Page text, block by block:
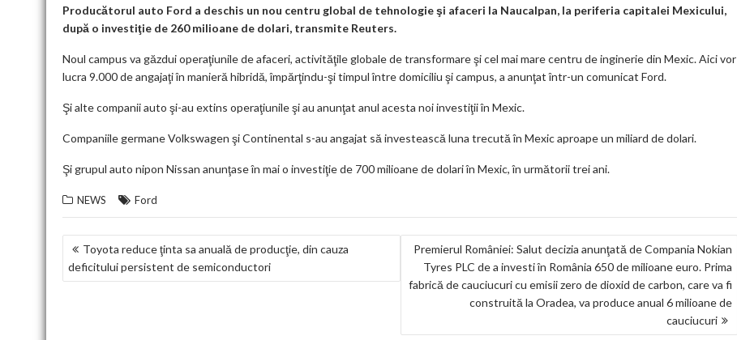
k
p
m
o
k
m
ar
ks
Producătorul auto Ford a deschis un nou centru global de tehnologie şi afaceri la Naucalpan, la periferia capitalei Mexicului,
după o investiţie de 260 milioane de dolari, transmite Reuters.
Noul campus va găzdui operaţiunile de afaceri, activităţile globale de transformare şi cel mai mare centru de inginerie din Mexic. Aici vor
lucra 9.000 de angajaţi în manieră hibridă, împărţindu-şi timpul între domiciliu şi campus, a anunţat într-un comunicat Ford.
Şi alte companii auto şi-au extins operaţiunile şi au anunţat anul acesta noi investiţii în Mexic.
Companiile germane Volkswagen şi Continental s-au angajat să investească luna trecută în Mexic aproape un miliard de dolari.
Şi grupul auto nipon Nissan anunţase în mai o investiţie de 700 milioane de dolari în Mexic, în următorii trei ani.
NEWS Ford
NAVIGARE
ÎN
Toyota reduce ţinta sa anuală de producţie, din cauza
deficitului persistent de semiconductori
Premierul României: Salut decizia anunţată de Compania Nokian
Tyres PLC de a investi în România 650 de milioane euro. Prima
fabrică de cauciucuri cu emisii zero de dioxid de carbon, care va fi
construită la Oradea, va produce anual 6 milioane de
cauciucuri